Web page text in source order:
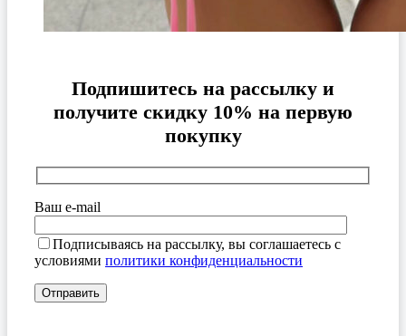
Подпишитесь на рассылку и
получите скидку 10% на первую
покупку
Ваш e-mail
Подписываясь на рассылку, вы соглашаетесь с
условиями политики конфиденциальности